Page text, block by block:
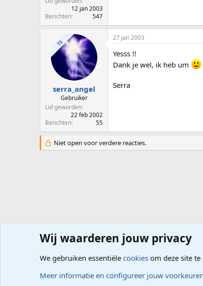
12 jan 2003
Berichten
547
TS
serra_angel
Gebruiker
Lid geworden
22 feb 2002
Berichten
55
27 jan 2003
Yesss !!
Dank je wel, ik heb um
Serra
Niet open voor verdere reacties.
Forums Computerproblemen Office
Wij waarderen jouw privacy
We gebruiken essentiële cookies om deze site
Meer informatie en configureer jouw voorkeuren